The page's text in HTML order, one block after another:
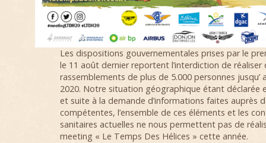
Les dispositions gouvernementales prises par le
le 11 août dernier reportent l’interdiction de réaliser
rassemblements de plus de 5.000 personnes jusqu’
2020. Notre situation géographique étant déclarée
et suite à la demande d’informations faites auprès
compétentes, l’ensemble de ces éléments et les
sanitaires actuelles ne nous permettent pas de
meeting « Le Temps Des Hélices » cette année.